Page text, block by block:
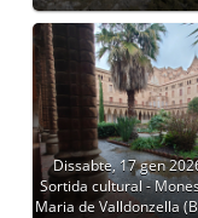
Dissabte, 17 gen
Sortida cultural -
Maria de Valldonzella